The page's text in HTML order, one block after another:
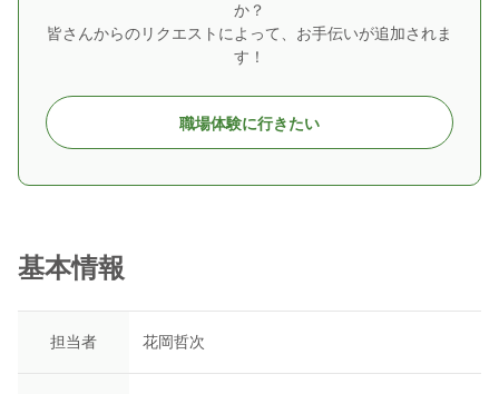
か？
皆さんからのリクエストによって、お手伝いが追加されま
す！
職場体験に行きたい
基本情報
担当者 花岡哲次